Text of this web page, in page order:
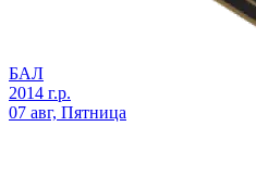
БАЛ
2014 г.р.
07 авг, Пятница